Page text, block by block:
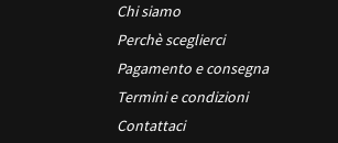
Chi siamo
Perchè sceglierci
Pagamento e consegna
Termini e condizioni
Contattaci